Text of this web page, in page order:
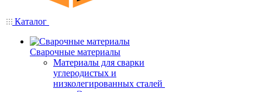
Каталог
Сварочные материалы
Материалы для сварки
углеродистых и
низколегированных сталей